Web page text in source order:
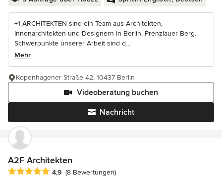
+1 ARCHITEKTEN sind ein Team aus Architekten,
Innenarchitekten und Designern in Berlin, Prenzlauer Berg.
Schwerpunkte unserer Arbeit sind d...
Mehr
Nachricht
Videoberatung buchen
Kopenhagener Straße 42, 10437 Berlin
A2F Architekten
Durchschnittliche Bewertung: 4.9 von 5 Sternen
4,9 (8 Bewertungen)